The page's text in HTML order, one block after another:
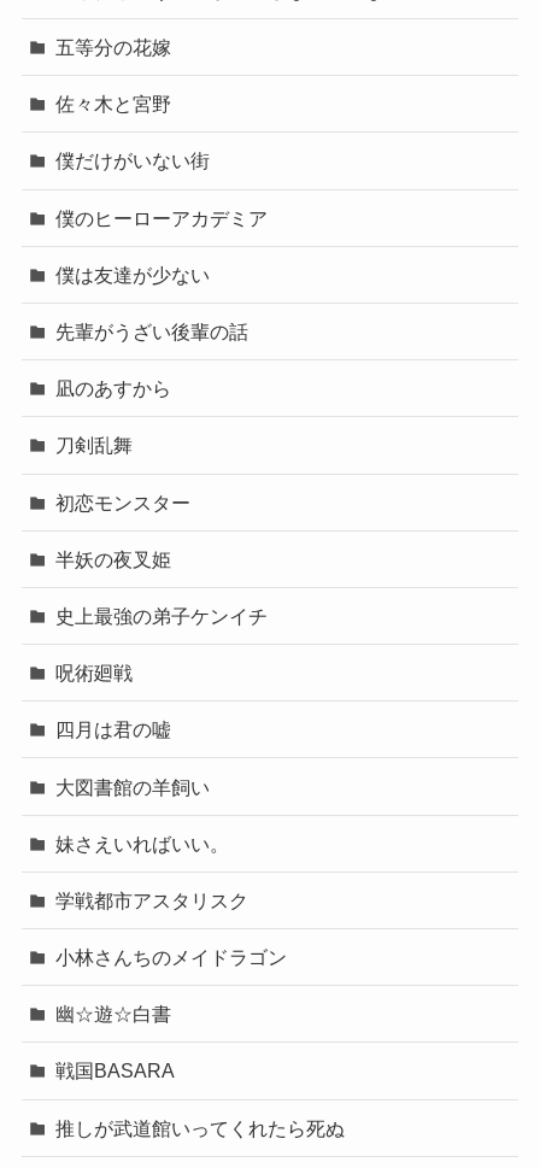
五等分の花嫁
佐々木と宮野
僕だけがいない街
僕のヒーローアカデミア
僕は友達が少ない
先輩がうざい後輩の話
凪のあすから
刀剣乱舞
初恋モンスター
半妖の夜叉姫
史上最強の弟子ケンイチ
呪術廻戦
四月は君の嘘
大図書館の羊飼い
妹さえいればいい。
学戦都市アスタリスク
小林さんちのメイドラゴン
幽☆遊☆白書
戦国BASARA
推しが武道館いってくれたら死ぬ